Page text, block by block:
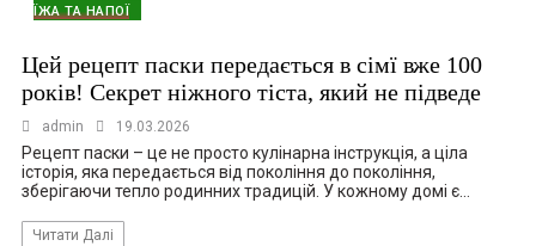
ЇЖА ТА НАПОЇ
Цей рецепт паски передається в сімї вже 100
років! Секрет ніжного тіста, який не підведе
admin 19.03.2026
Рецепт паски – це не просто кулінарна інструкція, а ціла
історія, яка передається від покоління до покоління,
зберігаючи тепло родинних традицій. У кожному домі є…
Читати Далі